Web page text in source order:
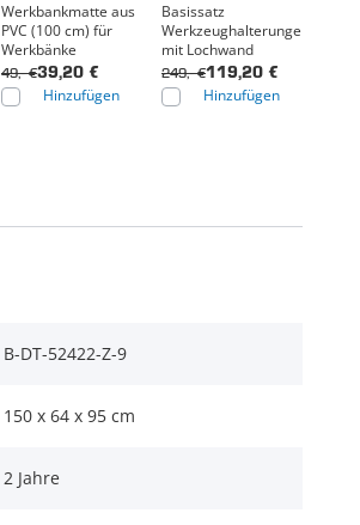
Werkbankmatte aus
PVC (100 cm) für
Werkbänke
39,20 €
49,- €
Hinzufügen
Basissatz
Werkzeughalterungen
mit Lochwand
119,20 €
249,- €
Hinzufügen
B-DT-52422-Z-9
150 x 64 x 95 cm
2 Jahre